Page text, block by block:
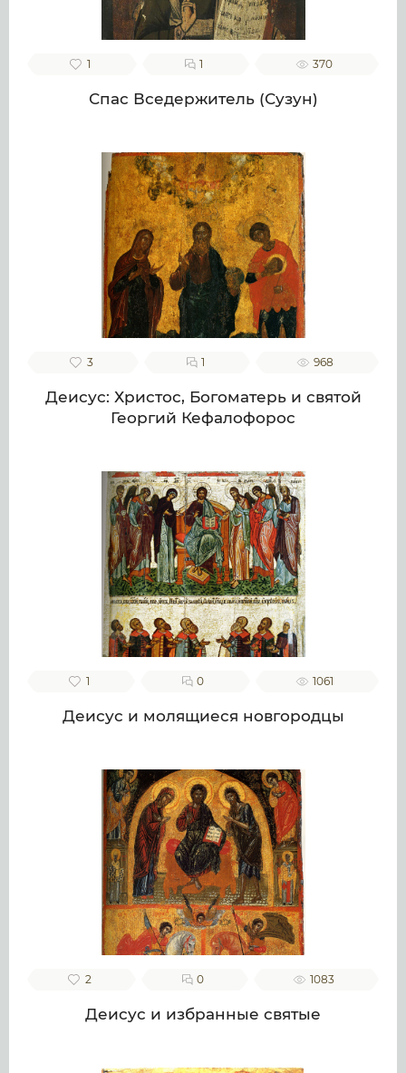
1 1 370
Спас Вседержитель (Сузун)
3 1 968
Деисус: Христос, Богоматерь и святой
Георгий Кефалофорос
1 0 1061
Деисус и молящиеся новгородцы
2 0 1083
Деисус и избранные святые